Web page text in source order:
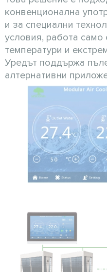
конвенционална
и за специални
условия, работа само
температури и
Уредът поддържа
алтернативни